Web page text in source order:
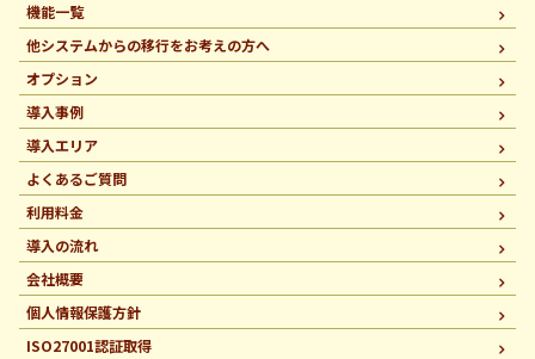
機能一覧
他システムからの移行をお考えの方へ
オプション
導入事例
導入エリア
よくあるご質問
利用料金
導入の流れ
会社概要
個人情報保護方針
ISO27001認証取得